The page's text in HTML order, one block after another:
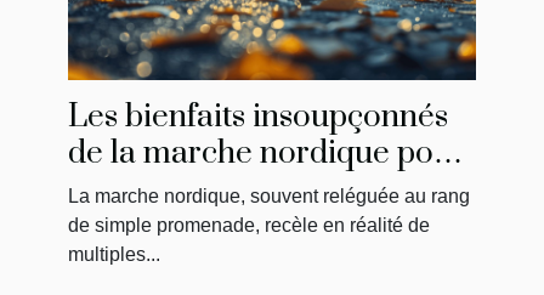
Les bienfaits insoupçonnés
de la marche nordique pour
le corps et l'esprit
La marche nordique, souvent reléguée au rang
de simple promenade, recèle en réalité de
multiples...